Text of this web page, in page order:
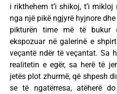
i rikthehem t’i shikoj, t’i
nga një pikë ngjyrë hyjnore
pikturën time më të
ekspozuar në galerinë e
veçantë ndër të veçantat. Sa
realitetin e egër, sa herë të
jetës plot zhurmë, që shpesh
se të ngatërresa, atëherë